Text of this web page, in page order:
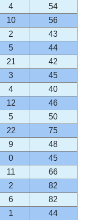
4
54
10
56
2
43
5
44
21
42
3
45
4
40
12
46
5
50
22
75
9
48
0
45
11
66
2
82
6
82
1 44